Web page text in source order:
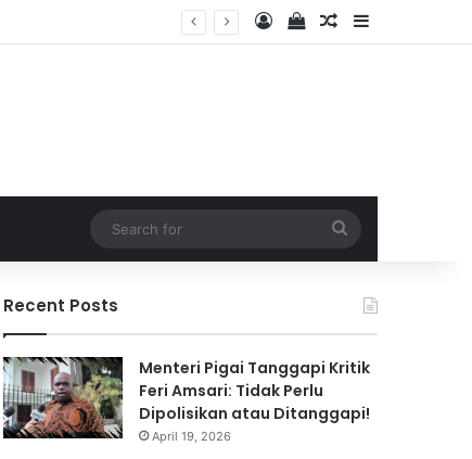
Log InView your
Random Article
Sidebar
for
Recent Posts
Menteri Pigai Tanggapi Kritik
Feri Amsari: Tidak Perlu
Dipolisikan atau Ditanggapi!
April 19, 2026